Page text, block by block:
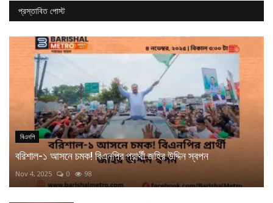
প্রস্তাবিত পোস্ট
বিএনপি
বরিশাল-১ আসনে চমক! বিএনপির প্রার্থী জহির উদ্দিন স্বপন
Nov 4, 2025 0 98